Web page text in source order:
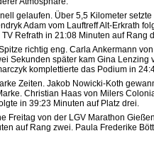
gelaufen. Über 5,5 Kilometer
Adam vom Lauftreff Alt-Erkrath
Refrath in 21:08 Minuten auf Rang
richtig eng. Carla Ankermann
Sekunden später kam Gina Lenzing
komplettierte das Podium in
Zeiten. Jakob Nowicki-Koth
Christian Haas von Milers
in 39:23 Minuten auf Platz drei.
Freitag von der LGV Marathon
auf Rang zwei. Paula Frederike